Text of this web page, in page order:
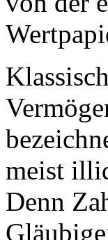
meist
Denn